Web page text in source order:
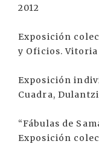
2012
Exposición
y Oficios. Vitoria
Exposición
Cuadra,
“Fábulas de
Exposición